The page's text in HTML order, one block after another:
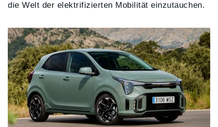
die Welt der elektrifizierten Mobilität einzutauchen.